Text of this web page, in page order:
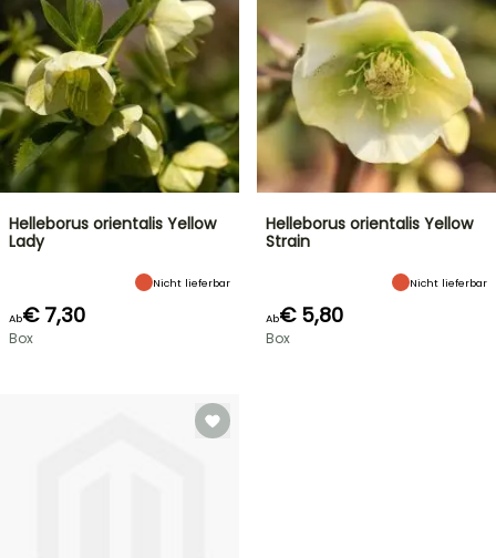
Helleborus orientalis Yellow
Lady
Nicht lieferbar
Ab€ 7,30
Box
Helleborus orientalis Yellow
Strain
Nicht lieferbar
Ab€ 5,80
Box